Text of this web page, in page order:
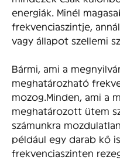
energiák. Minél
frekvenciaszintje,
vagy állapot szellemi
Bármi, ami a
meghatározható
mozog.Minden, ami a
meghatározott ütem
számunkra
például egy darab kő
frekvenciaszinten